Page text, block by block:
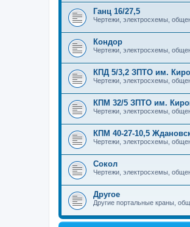
Ганц 16/27,5
Чертежи, электросхемы,
Кондор
Чертежи, электросхемы,
КПД 5/3,2 ЗПТО им.
Чертежи, электросхемы,
КПМ 32/5 ЗПТО им.
Чертежи, электросхемы,
КПМ 40-27-10,5
Чертежи, электросхемы,
Сокол
Чертежи, электросхемы,
Другое
Другие портальные краны,